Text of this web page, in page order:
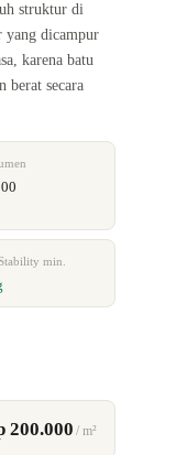
struktur di
yang dicampur
karena batu
berat secara
min.
200.000 / m²